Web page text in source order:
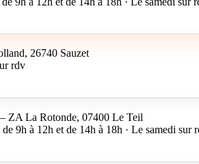
26740 Sauzet
rdv
ZA La Rotonde, 07400 Le Teil
9h à 12h et de 14h à 18h · Le samedi sur